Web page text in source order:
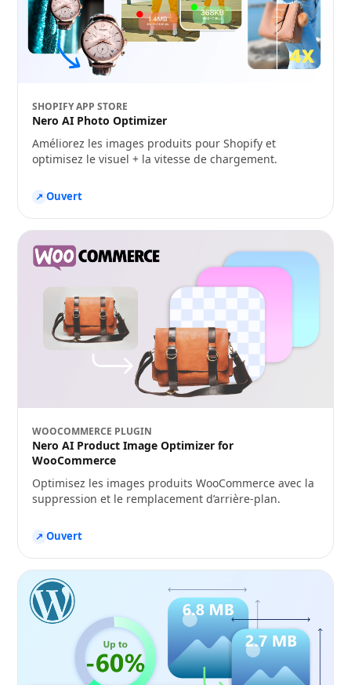
SHOPIFY APP STORE
Nero AI Photo Optimizer
Améliorez les images produits pour Shopify et
optimisez le visuel + la vitesse de chargement.
↗ Ouvert
WOOCOMMERCE PLUGIN
Nero AI Product Image Optimizer for
WooCommerce
Optimisez les images produits WooCommerce avec la
suppression et le remplacement d’arrière-plan.
↗ Ouvert